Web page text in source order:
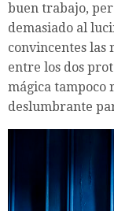
buen trabajo,
demasiado al
convincentes las
entre los dos
mágica tampoco
deslumbrante